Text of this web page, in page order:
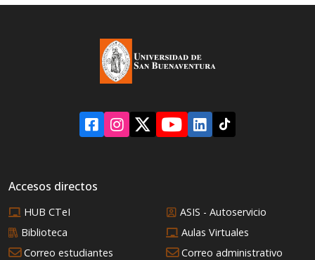
resultados en
internacionales.
hasta teorías de
significó realmente
mundial?
Accesos directos
HUB CTeI
ASIS - Autoservicio
Biblioteca
Aulas Virtuales
Correo estudiantes
Correo administrativo